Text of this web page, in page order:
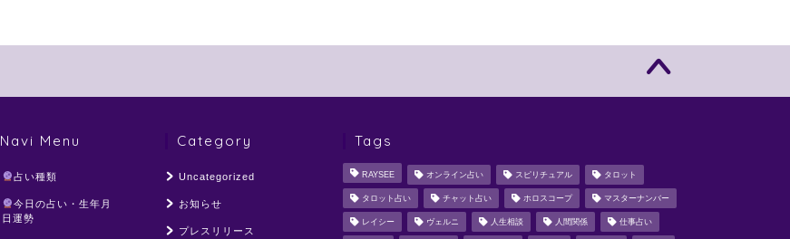
Navi Menu
占い種類
今日の占い・生年月
日運勢
Category
Uncategorized
お知らせ
プレスリリース
Tags
RAYSEE オンライン占い スピリチュアル タロット
タロット占い チャット占い ホロスコープ マスターナンバー
レイシー ヴェルニ 人生相談 人間関係 仕事占い